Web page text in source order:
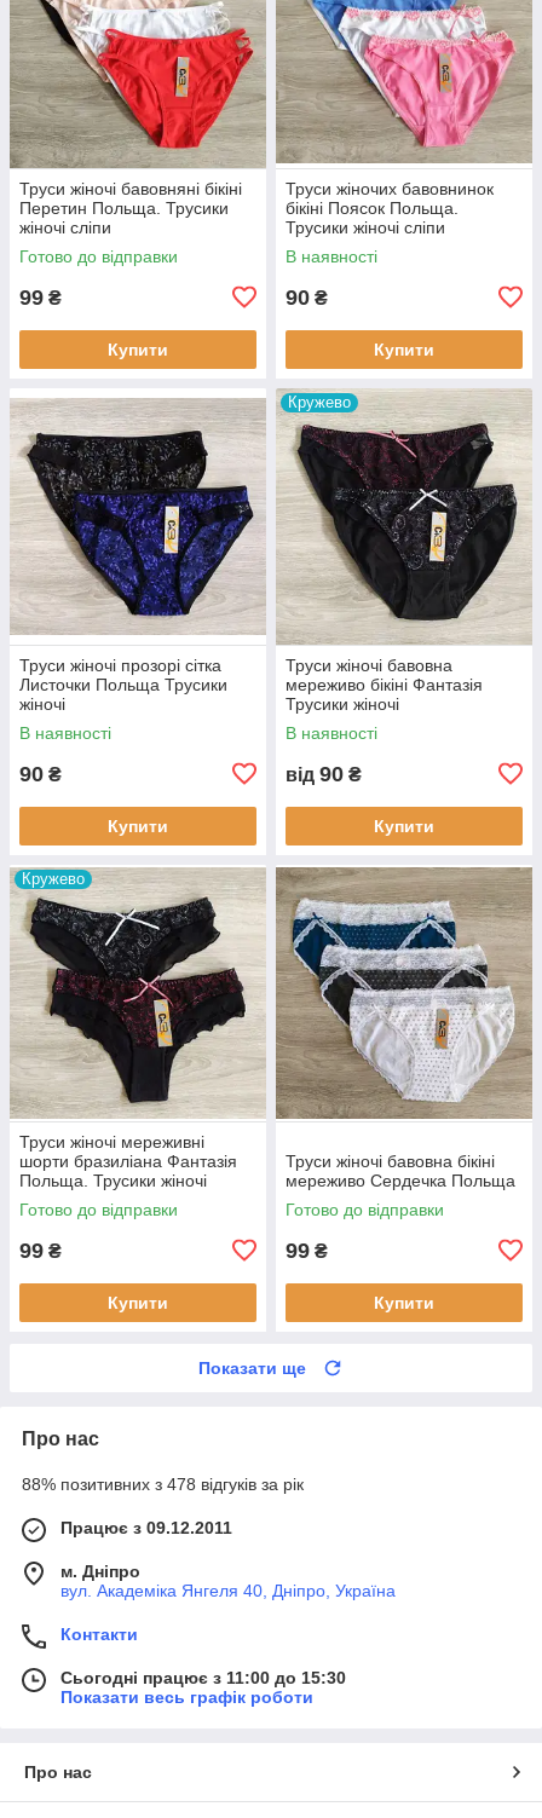
Труси жіночі бавовняні бікіні
Перетин Польща. Трусики
жіночі сліпи
Готово до відправки
99 ₴
Купити
Труси жіночих бавовнинок
бікіні Поясок Польща.
Трусики жіночі сліпи
В наявності
90 ₴
Купити
Труси жіночі прозорі сітка
Листочки Польща Трусики
жіночі
В наявності
90 ₴
Купити
Кружево
Труси жіночі бавовна
мереживо бікіні Фантазія
Трусики жіночі
В наявності
від 90 ₴
Купити
Кружево
Труси жіночі мереживні
шорти бразиліана Фантазія
Польща. Трусики жіночі
шортами
Готово до відправки
99 ₴
Купити
Труси жіночі бавовна бікіні
мереживо Сердечка Польща
Готово до відправки
99 ₴
Купити
Показати ще
Про нас
88% позитивних з 478 відгуків за рік
Працює з 09.12.2011
м. Дніпро
вул. Академіка Янгеля 40, Дніпро, Україна
Контакти
Сьогодні працює з 11:00 до 15:30
Показати весь графік роботи
Про нас